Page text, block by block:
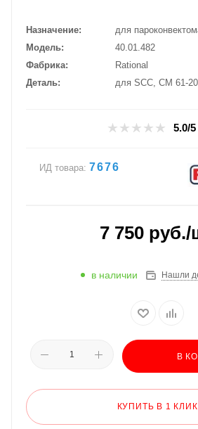
Назначение
для
Модель
40.01.482
Фабрика
Rational
Деталь
для SCC, CM 61-
5.0/5
ИД товара: 7676
7 750руб./
в наличии Нашли
В
КУПИТЬ В 1 КЛИК